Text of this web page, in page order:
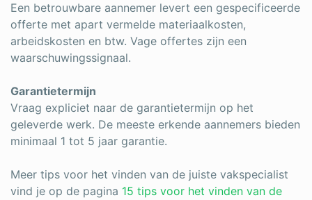
Een betrouwbare aannemer levert een gespecificeerde
offerte met apart vermelde materiaalkosten,
arbeidskosten en btw. Vage offertes zijn een
waarschuwingssignaal.
Garantietermijn
Vraag expliciet naar de garantietermijn op het
geleverde werk. De meeste erkende aannemers bieden
minimaal 1 tot 5 jaar garantie.
Meer tips voor het vinden van de juiste vakspecialist
vind je op de pagina 15 tips voor het vinden van de